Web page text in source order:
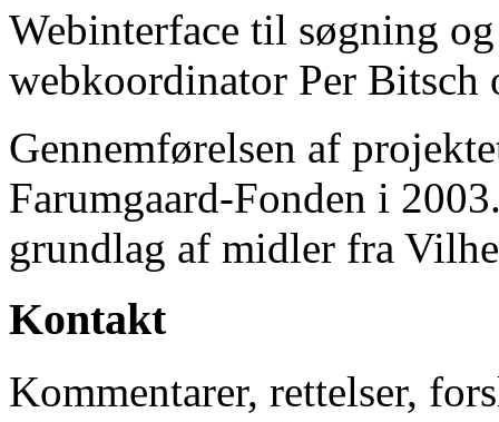
Webinterface til søgning
webkoordinator Per Bitsch
Gennemførelsen af
Farumgaard-Fonden i
grundlag af midler fra
Kontakt
Kommentarer, rettelser,